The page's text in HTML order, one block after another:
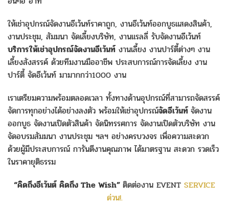
ให้เช่าอุปกรณ์จัดงานอีเว้นท์ราคาถูก, งานอีเว้นท์ออกบูธแสดงสินค้า,
งานประชุม, สัมมนา จัดเลี้ยงบริษัท, งานแรลลี่ รับจัดงานอีเว้นท์
บริการให้เช่าอุปกรณ์จัดงานอีเว้นท์ งานเลี้ยง งานปาร์ตี้ต่างๆ งาน
เลี้ยงสังสรรค์ ด้วยทีมงานมืออาชีพ ประสบการณ์การจัดเลี้ยง งาน
ปาร์ตี้ จัดอีเว้นท์ มามากกว่า1000 งาน
เราเตรียมความพร้อมตลอดเวลา ทั้งทางด้านอุปกรณ์ที่สามารถจัดสรรค์
จัดการทุกอย่างได้อย่างลงตัว พร้อมให้เช่าอุปกรณ์จัดอีเว้นท์ จัดงาน
ออกบูธ จัดงานเปิดตัวสินค้า จัดนิทรรศการ จัดงานเปิดตัวบริษัท งาน
จัดอบรมสัมมนา งานประชุม ฯลฯ อย่างครบวงจร เพื่อความสะดวก
ด้วยผู้มีประสบการณ์ การันตีงานคุณภาพ ได้มาตรฐาน สะดวก รวดเร็ว
ในราคายุติธรรม
“คิดถึงอีเว้นต์ คิดถึง The Wish” ติดต่องาน EVENT SERVICE
ด่วน!.